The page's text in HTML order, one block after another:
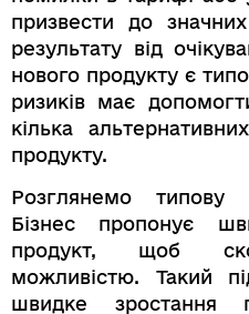
призвести до
результату від
нового продукту є
ризиків має
кілька
продукту.
Розглянемо типову
Бізнес пропонує
продукт, щоб
можливістю. Такий
швидке зростання